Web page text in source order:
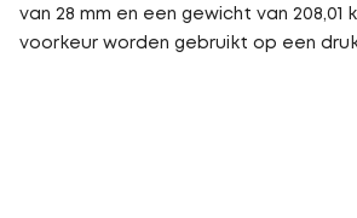
van 28 mm en een gewicht van 208,01
voorkeur worden gebruikt op een